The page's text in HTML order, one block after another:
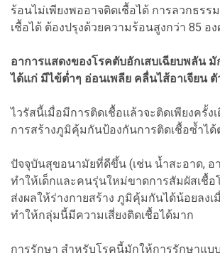
ร้อนไม่เพียงพออาจติดเชื้อได้ การลวกธรร
เชื้อได้ ต้องปรุงด้วยความร้อนสูงกว่า 85 อ
อาการแสดงของโรคตับอักเสบเฉียบพลัน มั
ได้แก่ มีไข้ต่ำๆ อ่อนเพลีย คลื่นไส้อาเจียน ตั
ไวรัสนี้เมื่อมีการติดเชื้อแล้วจะติดเพียงครั้ง
การสร้างภูมิคุ้มกันป้องกันการติดเชื้อซ้ำไ
ปัจจุบันสุขอนามัยที่ดีขึ้น (เช่น น้ำสะอาด, อ
ทำให้เด็กและคนรุ่นใหม่ขาดการสัมผัสเชื้
ส่งผลให้ร่างกายสร้าง ภูมิคุ้มกันได้น้อยลงเ
ทำให้กลุ่มนี้มีความเสี่ยงติดเชื้อได้มาก
การรักษา สำหรับโรคนี้มักให้การรักษาแบ